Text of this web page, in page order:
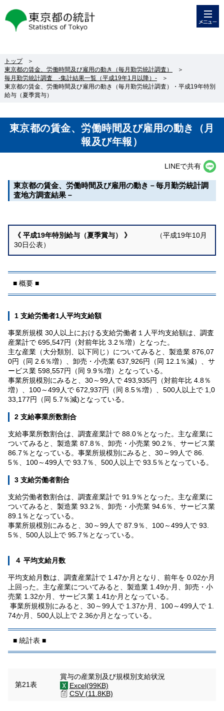
東京都の統計
トップ
＞
東京都の賃金、労働時間及び雇用の動き（毎月勤労統計調査）
＞
毎月勤労統計調査 -集計結果一覧（平成19年1月以降）-
＞
東京都の賃金、労働時間及び雇用の動き（毎月勤労統計調査）・平成19年特別
給与（夏季賞与）
東京都の賃金、労働時間及び雇用の動き（月
報及び年報）
LINEで共有
東京都の賃金、労働時間及び雇用の動き－毎月勤労統計調
査地方調査結果－
《 平成19年特別給与（夏季賞与） 》
（平成19年10月
30日公表）
■ 概要 ■
1 支給労働者1人平均支給額
事業所規模 30人以上における支給労働者１人平均支給額は、調査
産業計で 695,547円（対前年比 3.2％増）となった。
主な産業（大分類別、以下同じ）についてみると、製造業 876,07
0円（同 2.6％増）、卸売・小売業 637,926円（同 12.1％減）、サ
ービス業 598,557円（同 9.9％増）となっている。
事業所規模別にみると、30～99人で 493,935円（対前年比 4.8％
増）、100～499人で 672,937円（同 8.5％増）、500人以上で 1,0
33,177円（同 5.7％減)となっている。
2 支給事業所数割合
支給事業所数割合は、調査産業計で 88.0％となった。主な産業に
ついてみると、製造業 87.8％、卸売・小売業 90.2％、サービス業
86.7％となっている。事業所規模別にみると、30～99人で 86.
5％、100～499人で 93.7％、500人以上で 93.5％となっている。
3 支給労働者割合
支給労働者数割合は、調査産業計で 91.9％となった。主な産業に
ついてみると、製造業 93.2％、卸売・小売業 94.6％、サービス業
89.1％となっている。
事業所規模別にみると、30～99人で 87.9％、100～499人で 93.
5％、500人以上で 95.7％となっている。
４ 平均支給月数
平均支給月数は、調査産業計で 1.47か月となり、前年を 0.02か月
上回った。主な産業についてみると、製造業 1.49か月、卸売・小
売業 1.32か月、サービス業 1.41か月となっている。
事業所規模別にみると、30～99人で 1.37か月、100～499人で 1.
74か月、500人以上で 2.36か月となっている。
■ 統計表 ■
第21表
賞与の産業別及び規模別支給状況
Excel(99KB)
CSV (11.8KB)